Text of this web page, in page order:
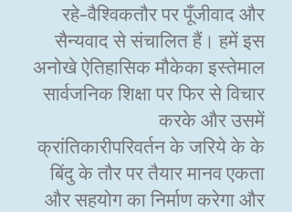
रहे-वैश्विकतौर पर पूँजीवाद और
सैन्यवाद से संचालित हैं। हमें इस
अनोखे ऐतिहासिक मौकेका इस्तेमाल
सार्वजनिक शिक्षा पर फिर से विचार
करके और उसमें
क्रांतिकारीपरिवर्तन के जरिये के के
बिंदु के तौर पर तैयार मानव एकता
और सहयोग का निर्माण करेगा और